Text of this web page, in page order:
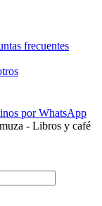
frecuentes
por WhatsApp
- Libros y café